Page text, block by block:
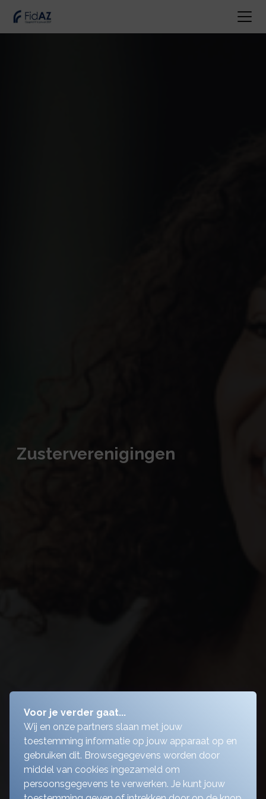
Zusterverenigingen
Voor je verder gaat...
Wij en onze partners slaan met jouw
toestemming informatie op jouw apparaat op en
gebruiken dit. Browsegegevens worden door
middel van cookies ingezameld om
persoonsgegevens te verwerken. Je kunt jouw